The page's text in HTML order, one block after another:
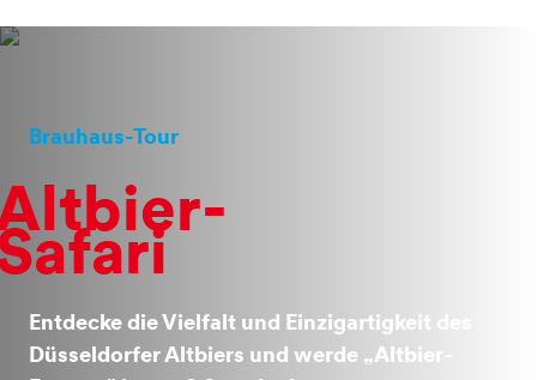
Brauhaus-Tour
Entdecke die Vielfalt und Einzigartigkeit des
Düsseldorfer Altbiers und werde „Altbier-